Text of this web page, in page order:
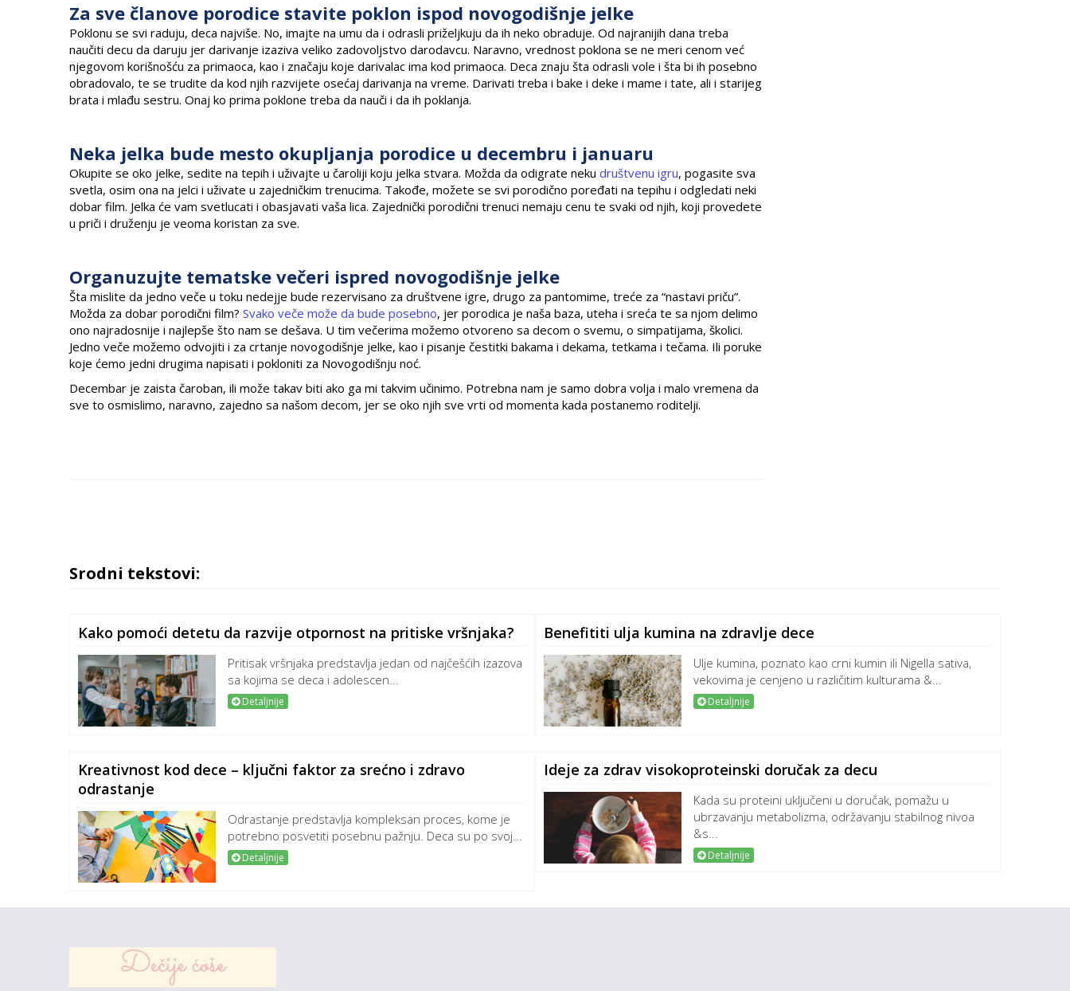
Za sve članove porodice stavite poklon ispod novogodišnje jelke
Poklonu se svi raduju, deca najviše. No, imajte na umu da i odrasli priželjkuju da ih neko obraduje. Od najranijih dana treba
naučiti decu da daruju jer darivanje izaziva veliko zadovoljstvo darodavcu. Naravno, vrednost poklona se ne meri cenom već
njegovom korišnošću za primaoca, kao i značaju koje darivalac ima kod primaoca. Deca znaju šta odrasli vole i šta bi ih posebno
obradovalo, te se trudite da kod njih razvijete osećaj darivanja na vreme. Darivati treba i bake i deke i mame i tate, ali i starijeg
brata i mlađu sestru. Onaj ko prima poklone treba da nauči i da ih poklanja.
Neka jelka bude mesto okupljanja porodice u decembru i januaru
Okupite se oko jelke, sedite na tepih i uživajte u čaroliji koju jelka stvara. Možda da odigrate neku društvenu igru, pogasite sva
svetla, osim ona na jelci i uživate u zajedničkim trenucima. Takođe, možete se svi porodično poređati na tepihu i odgledati neki
dobar film. Jelka će vam svetlucati i obasjavati vaša lica. Zajednički porodični trenuci nemaju cenu te svaki od njih, koji provedete
u priči i druženju je veoma koristan za sve.
Organuzujte tematske večeri ispred novogodišnje jelke
Šta mislite da jedno veče u toku nedejje bude rezervisano za društvene igre, drugo za pantomime, treće za “nastavi priču”.
Možda za dobar porodični film? Svako veče može da bude posebno, jer porodica je naša baza, uteha i sreća te sa njom delimo
ono najradosnije i najlepše što nam se dešava. U tim večerima možemo otvoreno sa decom o svemu, o simpatijama, školici.
Jedno veče možemo odvojiti i za crtanje novogodišnje jelke, kao i pisanje čestitki bakama i dekama, tetkama i tečama. Ili poruke
koje ćemo jedni drugima napisati i pokloniti za Novogodišnju noć.
Decembar je zaista čaroban, ili može takav biti ako ga mi takvim učinimo. Potrebna nam je samo dobra volja i malo vremena da
sve to osmislimo, naravno, zajedno sa našom decom, jer se oko njih sve vrti od momenta kada postanemo roditelji.
Srodni tekstovi:
Kako pomoći detetu da razvije otpornost na pritiske vršnjaka?
Pritisak vršnjaka predstavlja jedan od najčešćih izazova
sa kojima se deca i adolescen...
Detaljnije
Benefititi ulja kumina na zdravlje dece
Ulje kumina, poznato kao crni kumin ili Nigella sativa,
vekovima je cenjeno u različitim kulturama &...
Detaljnije
Kreativnost kod dece – ključni faktor za srećno i zdravo
odrastanje
Odrastanje predstavlja kompleksan proces, kome je
potrebno posvetiti posebnu pažnju. Deca su po svoj...
Detaljnije
Ideje za zdrav visokoproteinski doručak za decu
Kada su proteini uključeni u doručak, pomažu u
ubrzavanju metabolizma, održavanju stabilnog nivoa
&s...
Detaljnije